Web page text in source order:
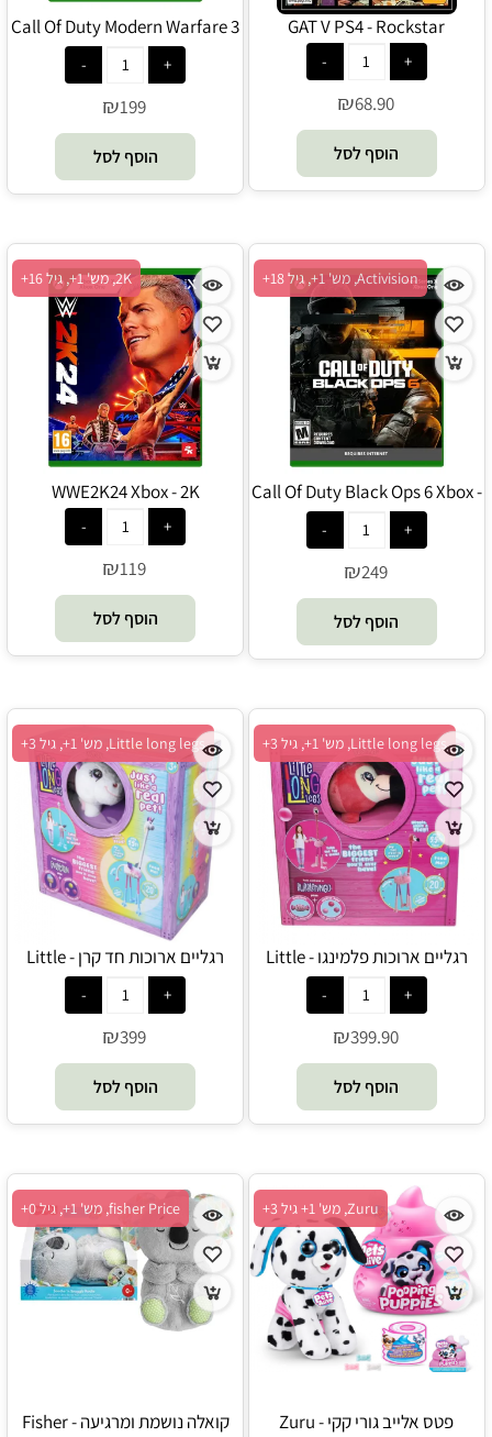
GAT V PS4 - Rockstar
₪68.90
הוסף לסל
Call Of Duty Modern Warfare 3
Xbox - Activision
₪199
הוסף לסל
Activision, מש' 1+, גיל 18+
Call Of Duty Black Ops 6 Xbox -
Activision
₪249
הוסף לסל
2K, מש' 1+, גיל 16+
WWE2K24 Xbox - 2K
₪119
הוסף לסל
Little long legs, מש' 1+, גיל 3+
רגליים ארוכות פלמינגו - Little
long legs
₪399.90
הוסף לסל
Little long legs, מש' 1+, גיל 3+
רגליים ארוכות חד קרן - Little
long legs
₪399
הוסף לסל
Zuru, מש' 1+ גיל 3+
פטס אלייב גורי קקי - Zuru
fisher Price, מש' 1+, גיל 0+
קואלה נושמת ומרגיעה - Fisher